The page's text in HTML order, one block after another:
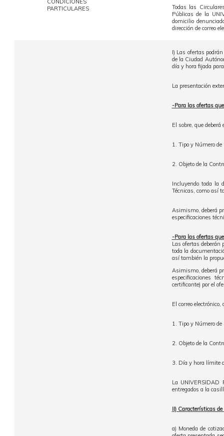
CONDICIONES
PARTICULARES
Todas las
Públicas de la
domicilio
dirección de correo
I) Las ofertas
de la Ciudad
día y hora fijada
La presentación
-Para las ofertas
El sobre, que
1. Tipo y Número de
2. Objeto de la
Incluyendo toda la
Técnicas, como así
Asimismo, deberá
especificaciones
-Para las ofertas
Las ofertas deberán
toda la
así también la
Asimismo, deberá
especificaciones
certificante) por el
El correo
1. Tipo y Número de
2. Objeto de la
3. Día y hora límite
La UNIVERSIDAD
entregados a la
II) Características
a) Moneda de